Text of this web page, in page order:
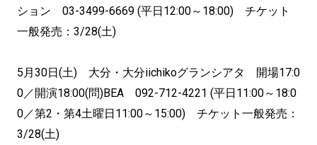
ション 03-3499-6669 (平日12:00～18:00) チケット
一般発売：3/28(土)
5月30日(土) 大分・大分iichikoグランシアタ 開場17:0
0／開演18:00(問)BEA 092-712-4221 (平日11:00～18:0
0／第2・第4土曜日11:00～15:00) チケット一般発売：
3/28(土)